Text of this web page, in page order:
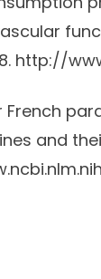
http://
French
and